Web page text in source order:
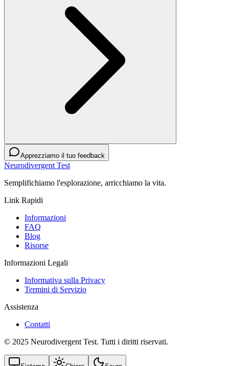
Apprezziamo il tuo feedback
Neurodivergent Test
Semplifichiamo l'esplorazione, arricchiamo la vita.
Link Rapidi
Informazioni
FAQ
Blog
Risorse
Informazioni Legali
Informativa sulla Privacy
Termini di Servizio
Assistenza
Contatti
© 2025 Neurodivergent Test. Tutti i diritti riservati.